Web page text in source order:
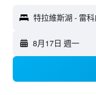
特拉維斯湖 - 雷
8月17日 週一